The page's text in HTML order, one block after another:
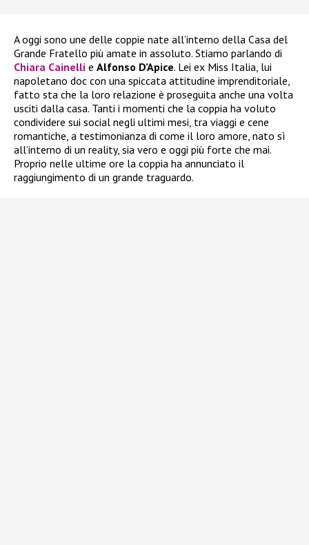
A oggi sono une delle coppie nate all’interno della Casa del
Grande Fratello più amate in assoluto. Stiamo parlando di
Chiara Cainelli e Alfonso D’Apice. Lei ex Miss Italia, lui
napoletano doc con una spiccata attitudine imprenditoriale,
fatto sta che la loro relazione è proseguita anche una volta
usciti dalla casa. Tanti i momenti che la coppia ha voluto
condividere sui social negli ultimi mesi, tra viaggi e cene
romantiche, a testimonianza di come il loro amore, nato sì
all’interno di un reality, sia vero e oggi più forte che mai.
Proprio nelle ultime ore la coppia ha annunciato il
raggiungimento di un grande traguardo.